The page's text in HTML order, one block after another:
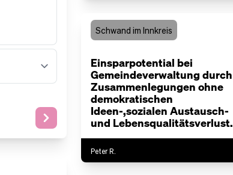
Schwand im Innkreis
Einsparpotential bei
Gemeindeverwaltung durch
Zusammenlegungen ohne
demokratischen
Ideen-,sozialen Austausch-
und Lebensqualitätsverlust.
Peter R.